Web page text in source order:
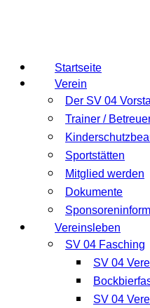
Startseite
Verein
Der SV 04
Trainer /
Sportstätten
Mitglied werden
Dokumente
Vereinsleben
SV 04 Fasching
SV 04
SV 04